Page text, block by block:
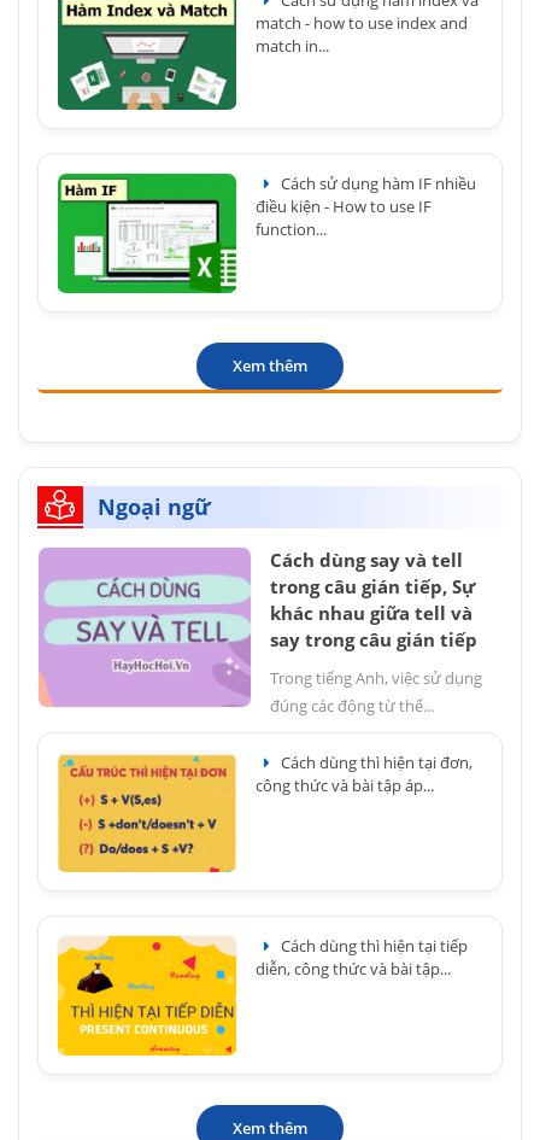
match - how to use index and
match in...
Cách sử dụng hàm IF nhiều
điều kiện - How to use IF
function...
Xem thêm
Ngoại ngữ
Cách dùng say và tell
trong câu gián tiếp, Sự
khác nhau giữa tell và
say trong câu gián tiếp
Trong tiếng Anh, việc sử dụng
đúng các động từ thể...
Cách dùng thì hiện tại đơn,
công thức và bài tập áp...
Cách dùng thì hiện tại tiếp
diễn, công thức và bài tập...
Xem thêm